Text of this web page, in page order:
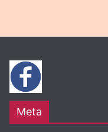
Meta